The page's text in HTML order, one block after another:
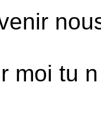
moi tu